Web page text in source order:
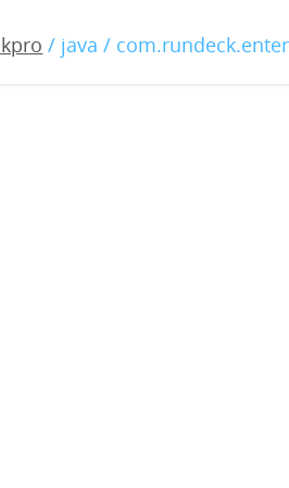
/ java /
dr-2.4.2.war